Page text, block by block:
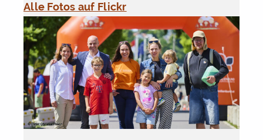
Alle Fotos auf Flickr